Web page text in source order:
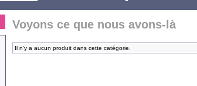
Voyons ce que nous avons-là
Il n'y a aucun produit dans cette catégorie.